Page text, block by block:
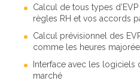
Calcul de tous types
règles RH et vos accords
Calcul prévisionnel des
comme les heures
Interface avec les
marché